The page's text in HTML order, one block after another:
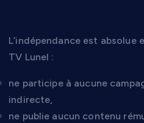
L’indépendance est absolue
TV Lunel :
ne participe à aucune
indirecte,
ne publie aucun contenu